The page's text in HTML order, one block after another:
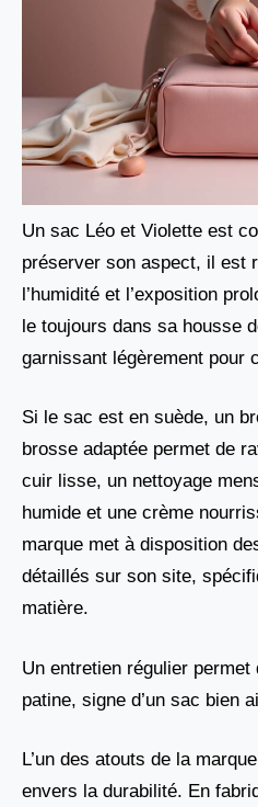
Un sac Léo et Violette est
préserver son aspect, il est
l’humidité et l’exposition
le toujours dans sa housse
garnissant légèrement pour
Si le sac est en suède, un
brosse adaptée permet de
cuir lisse, un nettoyage
humide et une crème
marque met à disposition
détaillés sur son site,
matière.
Un entretien régulier permet
patine, signe d’un sac bien
L’un des atouts de la
envers la durabilité. En